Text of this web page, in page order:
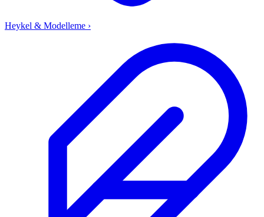
Heykel & Modelleme ›